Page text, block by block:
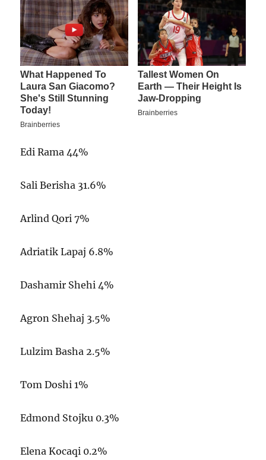
Edi Rama 44%
Sali Berisha 31.6%
Arlind Qori 7%
Adriatik Lapaj 6.8%
Dashamir Shehi 4%
Agron Shehaj 3.5%
Lulzim Basha 2.5%
Tom Doshi 1%
Edmond Stojku 0.3%
Elena Kocaqi 0.2%